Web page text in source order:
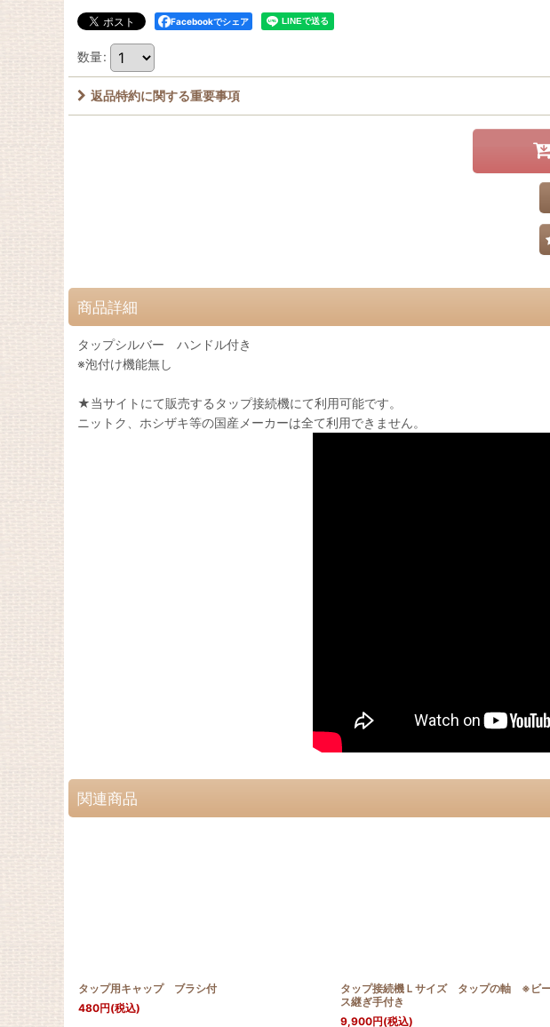
Facebookでシェア
数量:
返品特約に関する重要事項
商品詳細
タップシルバー ハンドル付き
※泡付け機能無し
★当サイトにて販売するタップ接続機にて利用可能です。
ニットク、ホシザキ等の国産メーカーは全て利用できません。
関連商品
タップ用キャップ ブラシ付
480円(税込)
タップ接続機Ｌサイズ タップの軸 ※ビ
ス継ぎ手付き
9,900円(税込)